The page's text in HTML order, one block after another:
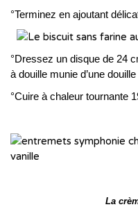
°Terminez en ajoutant
°Dressez un disque de 24
à douille munie d’une douille
°Cuire à chaleur tournante
La